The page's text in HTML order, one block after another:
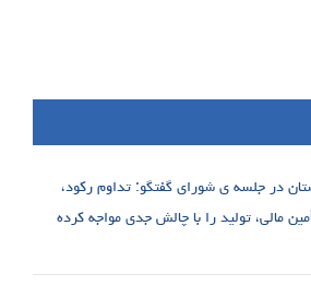
در جلسه ی شورای گفتگو: تداوم رکود،
مالی، تولید را با چالش جدی مواجه کرده